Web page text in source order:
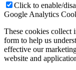
Click to enable/
Google Analytics
These cookies collect
form to help us
effective our
website and